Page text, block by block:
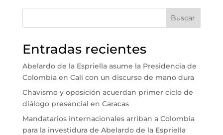
Buscar
Entradas recientes
Abelardo de la Espriella asume la Presidencia de
Colombia en Cali con un discurso de mano dura
Chavismo y oposición acuerdan primer ciclo de
diálogo presencial en Caracas
Mandatarios internacionales arriban a Colombia
para la investidura de Abelardo de la Espriella